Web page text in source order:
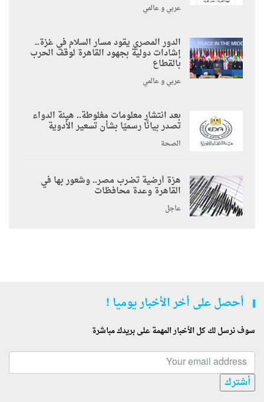
عربي و عالمي
الدور المصري يقود مسار السلام في غزة..
إشادات دولية بجهود القاهرة لوقف الحرب
بالقطاع
عربي و عالمي
بعد انتشار معلومات مغلوطة.. هيئة الدواء
تصدر بيانًا رسميًا بشأن تسعير الأدوية
الصحة
هزة أرضية تضرب مصر.. وشعور بها في
القاهرة وعدة محافظات
عاجل
أحصل على أخر الأخبار يوميا !
سوف نرسل لك كل الأخبار المهمة على بريدك مباشرة
أشترك